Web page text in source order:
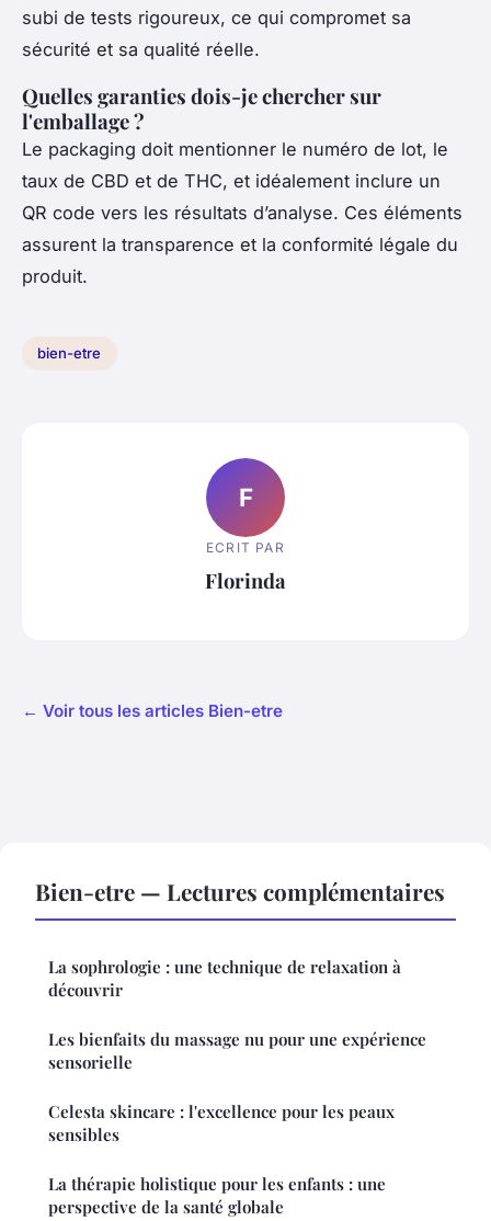
subi de tests rigoureux, ce qui compromet sa
sécurité et sa qualité réelle.
Quelles garanties dois-je chercher sur
l'emballage ?
Le packaging doit mentionner le numéro de lot, le
taux de CBD et de THC, et idéalement inclure un
QR code vers les résultats d’analyse. Ces éléments
assurent la transparence et la conformité légale du
produit.
bien-etre
F
ECRIT PAR
Florinda
← Voir tous les articles Bien-etre
Bien-etre — Lectures complémentaires
La sophrologie : une technique de relaxation à
découvrir
Les bienfaits du massage nu pour une expérience
sensorielle
Celesta skincare : l'excellence pour les peaux
sensibles
La thérapie holistique pour les enfants : une
perspective de la santé globale